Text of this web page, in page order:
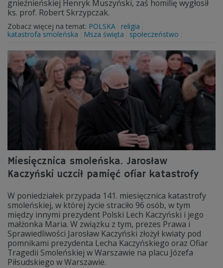
gnieźnieńskiej Henryk Muszyński, zaś homilię wygłosił
ks. prof. Robert Skrzypczak.
Zobacz więcej na temat: POLSKA
religia
katastrofa smoleńska
Msza święta społeczeństwo
Miesięcznica smoleńska. Jarosław
Kaczyński uczcił pamięć ofiar katastrofy
W poniedziałek przypada 141. miesięcznica katastrofy
smoleńskiej, w której życie straciło 96 osób, w tym
między innymi prezydent Polski Lech Kaczyński i jego
małżonka Maria. W związku z tym, prezes Prawa i
Sprawiedliwości Jarosław Kaczyński złożył kwiaty pod
pomnikami prezydenta Lecha Kaczyńskiego oraz Ofiar
Tragedii Smoleńskiej w Warszawie na placu Józefa
Piłsudskiego w Warszawie.